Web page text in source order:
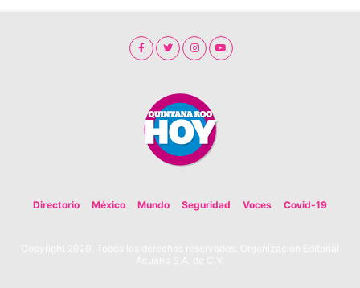
Directorio México Mundo Seguridad Voces Covid-19